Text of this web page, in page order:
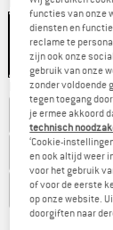
-10%
Kies een maat:
EU40 EU
EU43 EU
EU46 EU
Maattabel
functies van onze
diensten en
reclame te
zijn ook onze
gebruik van onze
zonder voldoende
tegen toegang
je ermee akkoord
technisch
‘Cookie-
en ook altijd weer
voor het gebruik
of voor de eerste
op onze website.
doorgiften naar